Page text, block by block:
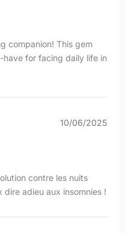
companion! This gem
have for facing daily life in
10/06/2025
contre les nuits
dire adieu aux insomnies !